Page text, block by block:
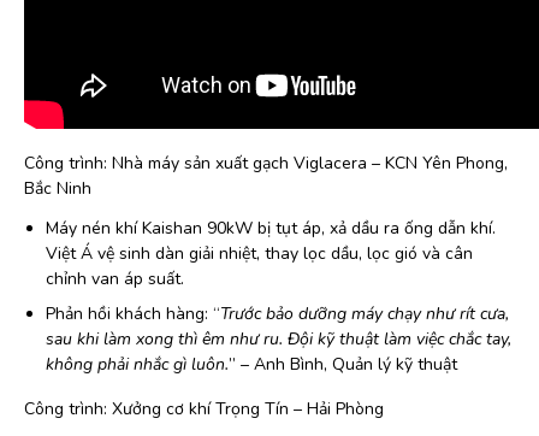
Công trình: Nhà máy sản xuất gạch Viglacera – KCN Yên Phong,
Bắc Ninh
Máy nén khí Kaishan 90kW bị tụt áp, xả dầu ra ống dẫn khí.
Việt Á vệ sinh dàn giải nhiệt, thay lọc dầu, lọc gió và cân
chỉnh van áp suất.
Phản hồi khách hàng: “Trước bảo dưỡng máy chạy như rít cưa,
sau khi làm xong thì êm như ru. Đội kỹ thuật làm việc chắc tay,
không phải nhắc gì luôn.” – Anh Bình, Quản lý kỹ thuật
Công trình: Xưởng cơ khí Trọng Tín – Hải Phòng